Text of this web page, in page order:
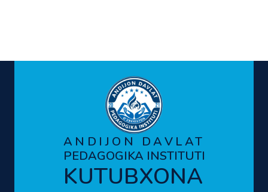
ANDIJON DAVLAT
PEDAGOGIKA INSTITUTI
KUTUBXONA